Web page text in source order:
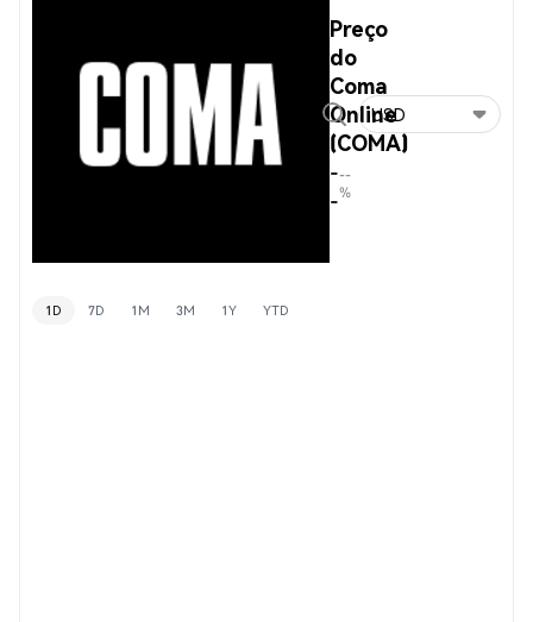
Preço
do
Coma
Online
(COMA)
-
-
--
%
USD
1D 7D 1M 3M 1Y YTD